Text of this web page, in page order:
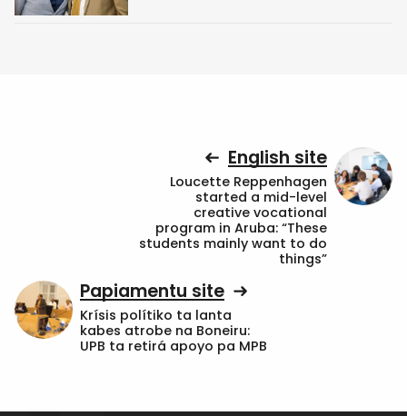
English site
Loucette Reppenhagen
started a mid-level
creative vocational
program in Aruba: “These
students mainly want to do
things”
Papiamentu site
Krísis polítiko ta lanta
kabes atrobe na Boneiru:
UPB ta retirá apoyo pa MPB